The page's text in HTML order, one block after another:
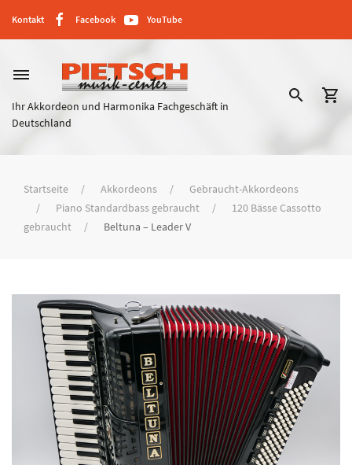
Kontakt Facebook YouTube
dehaze
Ihr Akkordeon und Harmonika Fachgeschäft in
Deutschland
search shopping_cart
Startseite Akkordeons
Gebraucht-Akkordeons
Piano Standardbass gebraucht
120 Bässe Cassotto
gebraucht
Beltuna – Leader V